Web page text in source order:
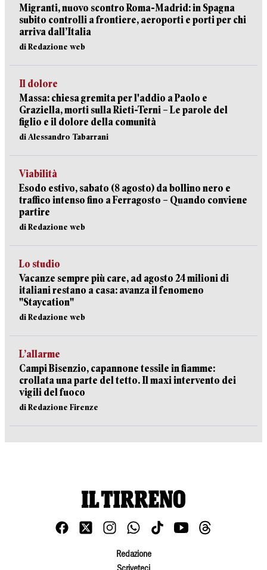
Migranti, nuovo scontro Roma-Madrid: in Spagna
subito controlli a frontiere, aeroporti e porti per chi
arriva dall’Italia
di Redazione web
Il dolore
Massa: chiesa gremita per l'addio a Paolo e
Graziella, morti sulla Rieti-Terni – Le parole del
figlio e il dolore della comunità
di Alessandro Tabarrani
Viabilità
Esodo estivo, sabato (8 agosto) da bollino nero e
traffico intenso fino a Ferragosto – Quando conviene
partire
di Redazione web
Lo studio
Vacanze sempre più care, ad agosto 24 milioni di
italiani restano a casa: avanza il fenomeno
"Staycation"
di Redazione web
L’allarme
Campi Bisenzio, capannone tessile in fiamme:
crollata una parte del tetto. Il maxi intervento dei
vigili del fuoco
di Redazione Firenze
Redazione